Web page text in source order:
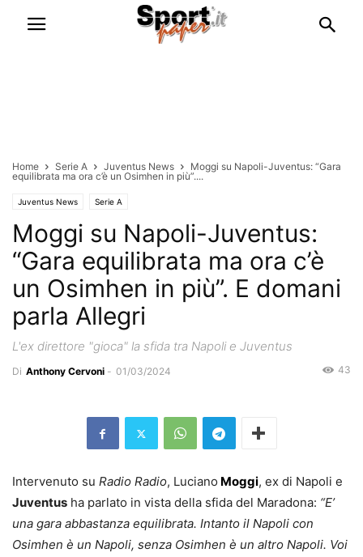
Home Serie A Juventus News
Moggi su Napoli-Juventus: “Gara
equilibrata ma ora c’è un Osimhen in più”....
Juventus News Serie A
Moggi su Napoli-Juventus:
“Gara equilibrata ma ora c’è
un Osimhen in più”. E domani
parla Allegri
L'ex direttore "gioca" la sfida tra Napoli e Juventus
Di Anthony Cervoni - 01/03/2024 43
Intervenuto su Radio Radio, Luciano Moggi, ex di Napoli e
Juventus ha parlato in vista della sfida del Maradona: “E’
una gara abbastanza equilibrata. Intanto il Napoli con
Osimhen è un Napoli, senza Osimhen è un altro Napoli. Voi